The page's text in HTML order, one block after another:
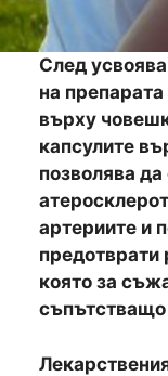
След
на
върху
капсулите
позволява
артериите и
предотврати
която за
съпътстващо